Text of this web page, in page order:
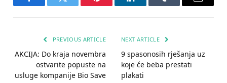
FacebookTwitter Pinterest LinkedInTumblr Email
PREVIOUS ARTICLE
AKCIJA: Do kraja novembra
ostvarite popuste na
usluge kompanije Bio Save
NEXT ARTICLE
9 spasonosih rješanja uz
koje će beba prestati
plakati